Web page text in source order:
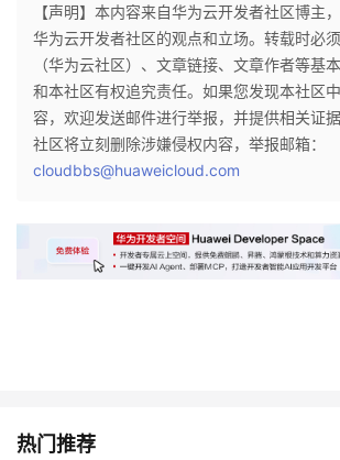
【声明】本内容来自华为云开发者社区博主
华为云开发者社区的观点和立场。转载时必
（华为云社区）、文章链接、文章作者等基
和本社区有权追究责任。如果您发现本社区
容，欢迎发送邮件进行举报，并提供相关证
社区将立刻删除涉嫌侵权内容，举报邮箱：
cloudbbs@huaweicloud.com
热门推荐